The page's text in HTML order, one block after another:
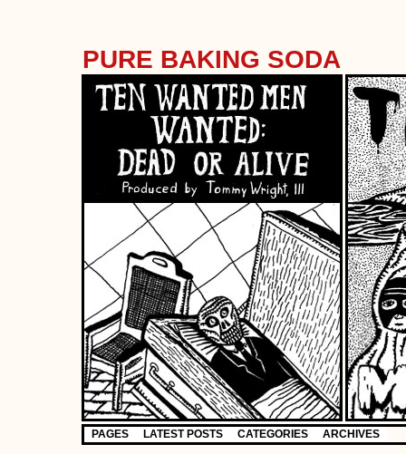
PURE BAKING SODA
PAGES LATEST POSTS CATEGORIES ARCHIVES